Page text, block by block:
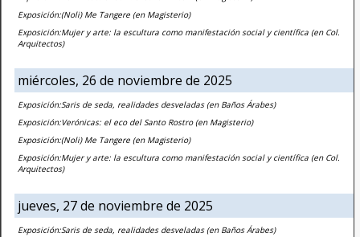
Exposición:(Noli) Me Tangere (en Magisterio)
Exposición:Mujer y arte: la escultura como manifestación social y científica (en Col.
Arquitectos)
miércoles, 26 de noviembre de 2025
Exposición:Saris de seda, realidades desveladas (en Baños Árabes)
Exposición:Verónicas: el eco del Santo Rostro (en Magisterio)
Exposición:(Noli) Me Tangere (en Magisterio)
Exposición:Mujer y arte: la escultura como manifestación social y científica (en Col.
Arquitectos)
jueves, 27 de noviembre de 2025
Exposición:Saris de seda, realidades desveladas (en Baños Árabes)